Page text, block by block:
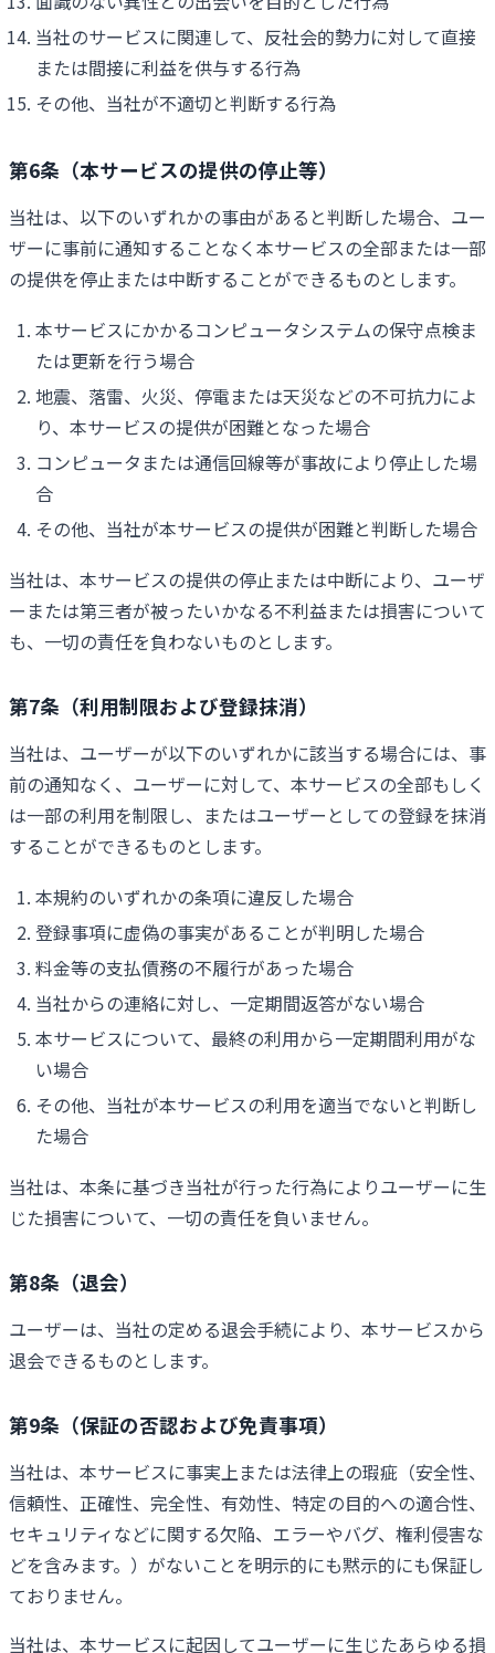
当社のサービスに関連して、反社会的勢力に対して直接
または間接に利益を供与する行為
その他、当社が不適切と判断する行為
第6条（本サービスの提供の停止等）
当社は、以下のいずれかの事由があると判断した場合、ユー
ザーに事前に通知することなく本サービスの全部または一部
の提供を停止または中断することができるものとします。
本サービスにかかるコンピュータシステムの保守点検ま
たは更新を行う場合
地震、落雷、火災、停電または天災などの不可抗力によ
り、本サービスの提供が困難となった場合
コンピュータまたは通信回線等が事故により停止した場
合
その他、当社が本サービスの提供が困難と判断した場合
当社は、本サービスの提供の停止または中断により、ユーザ
ーまたは第三者が被ったいかなる不利益または損害について
も、一切の責任を負わないものとします。
第7条（利用制限および登録抹消）
当社は、ユーザーが以下のいずれかに該当する場合には、事
前の通知なく、ユーザーに対して、本サービスの全部もしく
は一部の利用を制限し、またはユーザーとしての登録を抹消
することができるものとします。
本規約のいずれかの条項に違反した場合
登録事項に虚偽の事実があることが判明した場合
料金等の支払債務の不履行があった場合
当社からの連絡に対し、一定期間返答がない場合
本サービスについて、最終の利用から一定期間利用がな
い場合
その他、当社が本サービスの利用を適当でないと判断し
た場合
当社は、本条に基づき当社が行った行為によりユーザーに生
じた損害について、一切の責任を負いません。
第8条（退会）
ユーザーは、当社の定める退会手続により、本サービスから
退会できるものとします。
第9条（保証の否認および免責事項）
当社は、本サービスに事実上または法律上の瑕疵（安全性、
信頼性、正確性、完全性、有効性、特定の目的への適合性、
セキュリティなどに関する欠陥、エラーやバグ、権利侵害な
どを含みます。）がないことを明示的にも黙示的にも保証し
ておりません。
当社は、本サービスに起因してユーザーに生じたあらゆる損